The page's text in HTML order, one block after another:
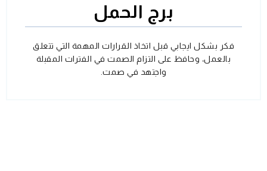
برج الحمل
فكر بشكل ايجابي قبل اتخاذ القرارات المهمة التي تتعلق
بالعمل، وحافظ على التزام الصمت في الفترات المقبلة
واجتهد في صمت.